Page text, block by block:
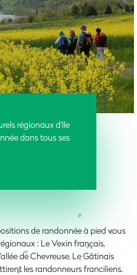
régionaux d'Ile
dans tous ses
de randonnée à pied vous
: Le Vexin français,
de Chevreuse, Le Gâtinais
les randonneurs franciliens.